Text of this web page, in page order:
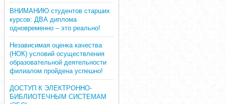
ВНИМАНИЮ студентов старших
курсов: ДВА диплома
одновременно – это реально!
Независимая оценка качества
(НОК) условий осуществления
образовательной деятельности
филиалом пройдена успешно!
ДОСТУП К ЭЛЕКТРОННО-
БИБЛИОТЕЧНЫМ СИСТЕМАМ